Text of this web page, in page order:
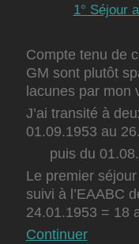
1° Séjour
Compte tenu de
GM sont plutôt
lacunes par mon
J’ai transité à
01.09.1953 au
puis du
Le premier
suivi à l’EAABC
24.01.1953 = 18
Continuer